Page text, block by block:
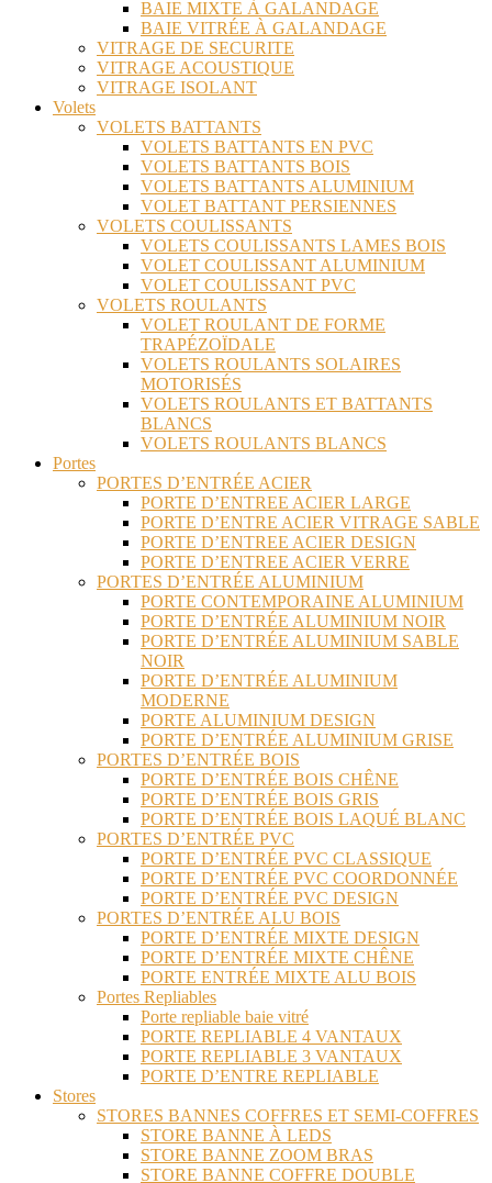
BAIE MIXTE À GALANDAGE
BAIE VITRÉE À GALANDAGE
VITRAGE DE SECURITE
VITRAGE ACOUSTIQUE
VITRAGE ISOLANT
Volets
VOLETS BATTANTS
VOLETS BATTANTS EN PVC
VOLETS BATTANTS BOIS
VOLETS BATTANTS ALUMINIUM
VOLET BATTANT PERSIENNES
VOLETS COULISSANTS
VOLETS COULISSANTS LAMES BOIS
VOLET COULISSANT ALUMINIUM
VOLET COULISSANT PVC
VOLETS ROULANTS
VOLET ROULANT DE FORME
TRAPÉZOÏDALE
VOLETS ROULANTS SOLAIRES
MOTORISÉS
VOLETS ROULANTS ET BATTANTS
BLANCS
VOLETS ROULANTS BLANCS
Portes
PORTES D’ENTRÉE ACIER
PORTE D’ENTREE ACIER LARGE
PORTE D’ENTRE ACIER VITRAGE SABLE
PORTE D’ENTREE ACIER DESIGN
PORTE D’ENTREE ACIER VERRE
PORTES D’ENTRÉE ALUMINIUM
PORTE CONTEMPORAINE ALUMINIUM
PORTE D’ENTRÉE ALUMINIUM NOIR
PORTE D’ENTRÉE ALUMINIUM SABLE
NOIR
PORTE D’ENTRÉE ALUMINIUM
MODERNE
PORTE ALUMINIUM DESIGN
PORTE D’ENTRÉE ALUMINIUM GRISE
PORTES D’ENTRÉE BOIS
PORTE D’ENTRÉE BOIS CHÊNE
PORTE D’ENTRÉE BOIS GRIS
PORTE D’ENTRÉE BOIS LAQUÉ BLANC
PORTES D’ENTRÉE PVC
PORTE D’ENTRÉE PVC CLASSIQUE
PORTE D’ENTRÉE PVC COORDONNÉE
PORTE D’ENTRÉE PVC DESIGN
PORTES D’ENTRÉE ALU BOIS
PORTE D’ENTRÉE MIXTE DESIGN
PORTE D’ENTRÉE MIXTE CHÊNE
PORTE ENTRÉE MIXTE ALU BOIS
Portes Repliables
Porte repliable baie vitré
PORTE REPLIABLE 4 VANTAUX
PORTE REPLIABLE 3 VANTAUX
PORTE D’ENTRE REPLIABLE
Stores
STORES BANNES COFFRES ET SEMI-COFFRES
STORE BANNE À LEDS
STORE BANNE ZOOM BRAS
STORE BANNE COFFRE DOUBLE